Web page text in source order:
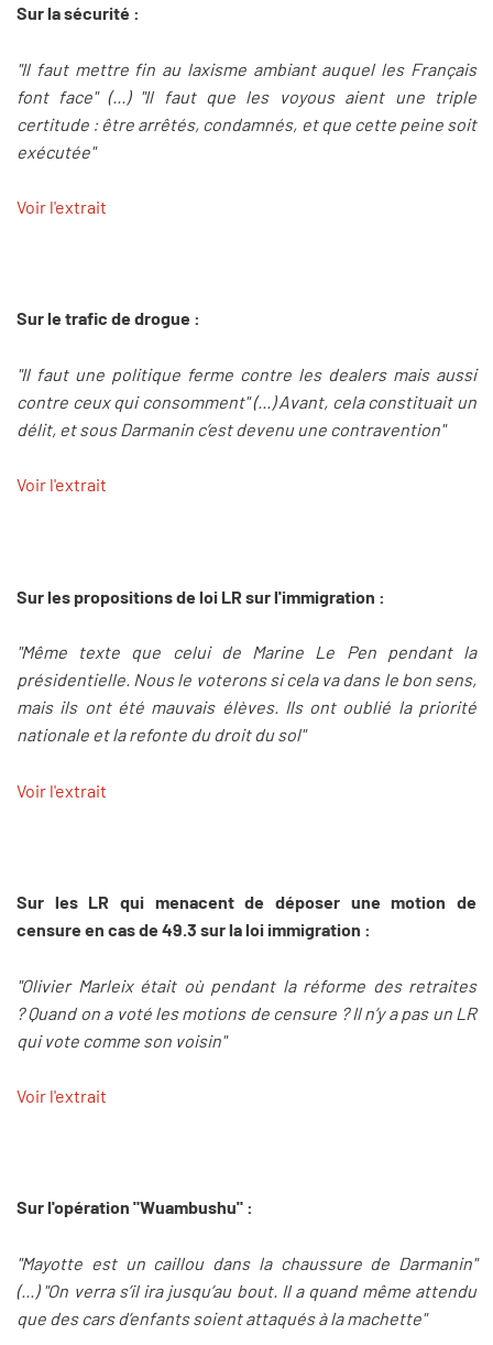
Sur la sécurité :
"Il faut mettre fin au laxisme ambiant auquel les Français
font face" (...) "Il faut que les voyous aient une triple
certitude : être arrêtés, condamnés, et que cette peine soit
exécutée"
Voir l'extrait
Sur le trafic de drogue :
"Il faut une politique ferme contre les dealers mais aussi
contre ceux qui consomment" (...) Avant, cela constituait un
délit, et sous Darmanin c’est devenu une contravention"
Voir l'extrait
Sur les propositions de loi LR sur l'immigration :
"Même texte que celui de Marine Le Pen pendant la
présidentielle. Nous le voterons si cela va dans le bon sens,
mais ils ont été mauvais élèves. Ils ont oublié la priorité
nationale et la refonte du droit du sol"
Voir l'extrait
Sur les LR qui menacent de déposer une motion de
censure en cas de 49.3 sur la loi immigration :
"Olivier Marleix était où pendant la réforme des retraites
? Quand on a voté les motions de censure ? Il n’y a pas un LR
qui vote comme son voisin"
Voir l'extrait
Sur l'opération "Wuambushu" :
"Mayotte est un caillou dans la chaussure de Darmanin"
(...) "On verra s’il ira jusqu’au bout. Il a quand même attendu
que des cars d’enfants soient attaqués à la machette"